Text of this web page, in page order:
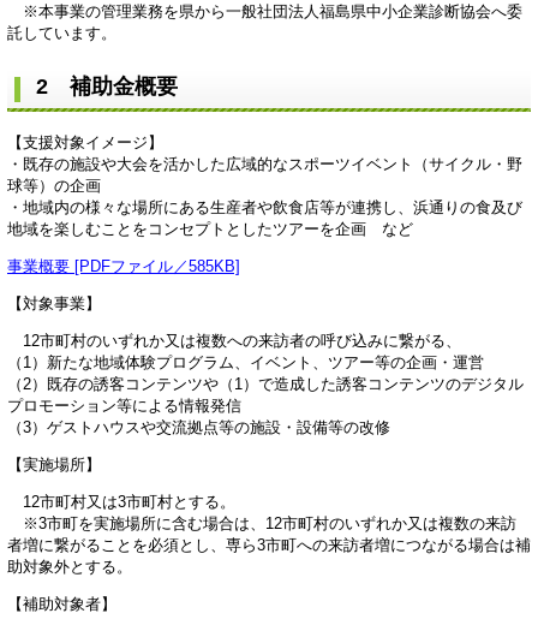
※本事業の管理業務を県から一般社団法人福島県中小企業診断協会へ委
託しています。
2 補助金概要
【支援対象イメージ】
・既存の施設や大会を活かした広域的なスポーツイベント（サイクル・野
球等）の企画
・地域内の様々な場所にある生産者や飲食店等が連携し、浜通りの食及び
地域を楽しむことをコンセプトとしたツアーを企画 など
事業概要 [PDFファイル／585KB]
【対象事業】
12市町村のいずれか又は複数への来訪者の呼び込みに繋がる、
（1）新たな地域体験プログラム、イベント、ツアー等の企画・運営
（2）既存の誘客コンテンツや（1）で造成した誘客コンテンツのデジタル
プロモーション等による情報発信
（3）ゲストハウスや交流拠点等の施設・設備等の改修
【実施場所】
12市町村又は3市町村とする。
※3市町を実施場所に含む場合は、12市町村のいずれか又は複数の来訪
者増に繋がることを必須とし、専ら3市町への来訪者増につながる場合は補
助対象外とする。
【補助対象者】